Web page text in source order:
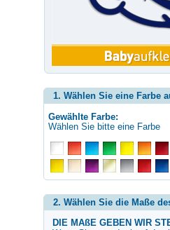
1. Wählen Sie eine Farbe
Gewählte Farbe:
Wählen Sie bitte eine Farbe
2. Wählen Sie die Maße
DIE MAßE GEBEN WIR